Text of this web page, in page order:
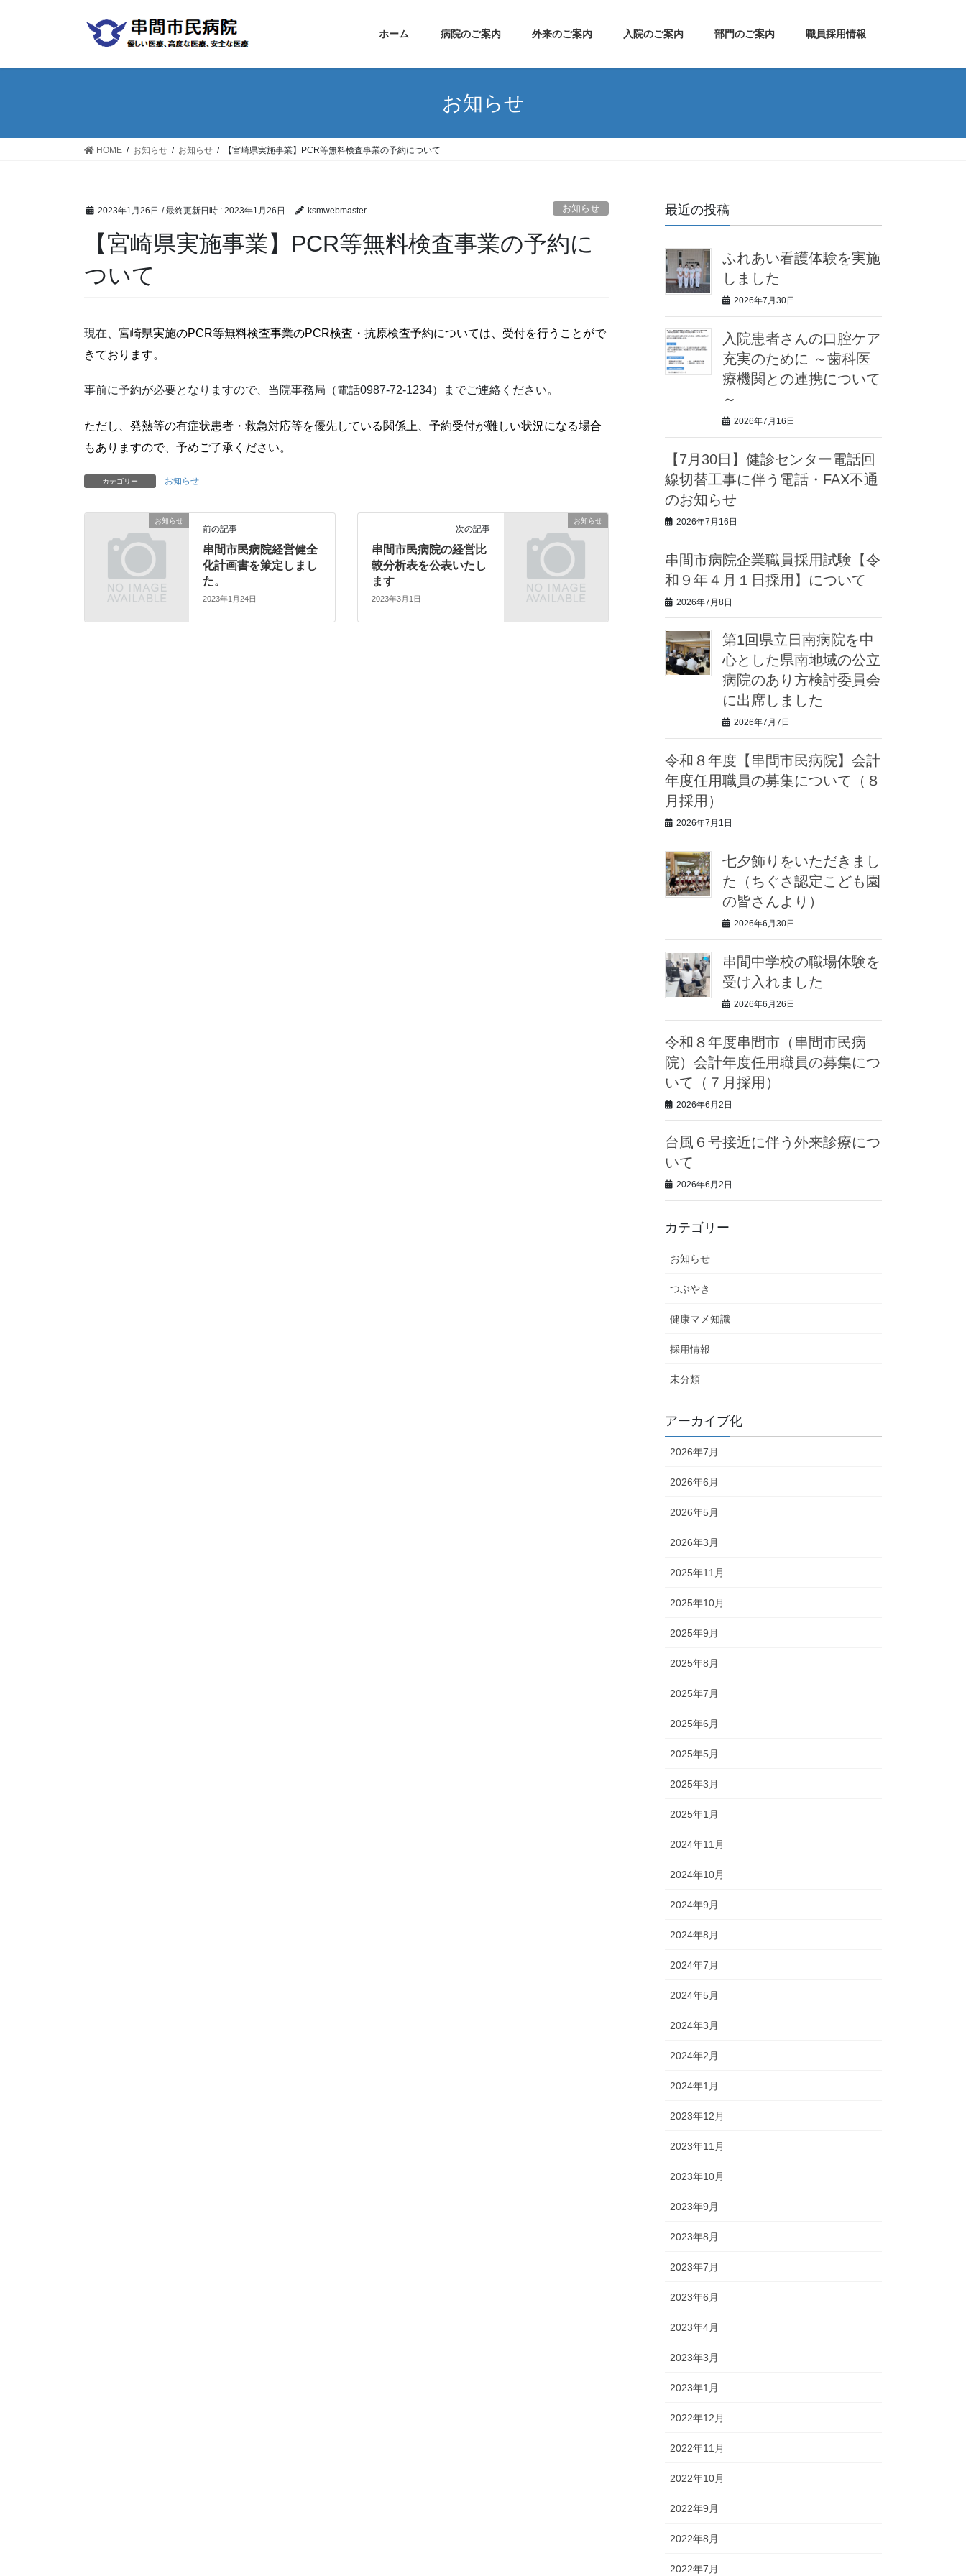
ホーム 病院のご案内 外来のご案内 入院のご案内 部門のご案内 職員採用情報
お知らせ
HOME お知らせ お知らせ 【宮崎県実施事業】PCR等無料検査事業の予約について
2023年1月26日 / 最終更新日時 : 2023年1月26日 ksmwebmaster お知らせ
【宮崎県実施事業】PCR等無料検査事業の予約に
ついて
現在、 宮崎県実施のPCR等無料検査事業のPCR検査・抗原検査予約については、受付を行うことがで
きております。
事前に予約が必要となりますので、当院事務局（電話0987-72-1234）までご連絡ください。
ただし、発熱等の有症状患者・救急対応等を優先している関係上、予約受付が難しい状況になる場合
もありますので、予めご了承ください。
カテゴリー お知らせ
お知らせ
前の記事
串間市民病院経営健全
化計画書を策定しまし
た。
2023年1月24日
お知らせ
次の記事
串間市民病院の経営比
較分析表を公表いたし
ます
2023年3月1日
最近の投稿
ふれあい看護体験を実施
しました
2026年7月30日
入院患者さんの口腔ケア
充実のために ～歯科医
療機関との連携について
～
2026年7月16日
【7月30日】健診センター電話回
線切替工事に伴う電話・FAX不通
のお知らせ
2026年7月16日
串間市病院企業職員採用試験【令
和９年４月１日採用】について
2026年7月8日
第1回県立日南病院を中
心とした県南地域の公立
病院のあり方検討委員会
に出席しました
2026年7月7日
令和８年度【串間市民病院】会計
年度任用職員の募集について（８
月採用）
2026年7月1日
七夕飾りをいただきまし
た（ちぐさ認定こども園
の皆さんより）
2026年6月30日
串間中学校の職場体験を
受け入れました
2026年6月26日
令和８年度串間市（串間市民病
院）会計年度任用職員の募集につ
いて（７月採用）
2026年6月2日
台風６号接近に伴う外来診療につ
いて
2026年6月2日
カテゴリー
お知らせ
つぶやき
健康マメ知識
採用情報
未分類
アーカイブ化
2026年7月
2026年6月
2026年5月
2026年3月
2025年11月
2025年10月
2025年9月
2025年8月
2025年7月
2025年6月
2025年5月
2025年3月
2025年1月
2024年11月
2024年10月
2024年9月
2024年8月
2024年7月
2024年5月
2024年3月
2024年2月
2024年1月
2023年12月
2023年11月
2023年10月
2023年9月
2023年8月
2023年7月
2023年6月
2023年4月
2023年3月
2023年1月
2022年12月
2022年11月
2022年10月
2022年9月
2022年8月
2022年7月